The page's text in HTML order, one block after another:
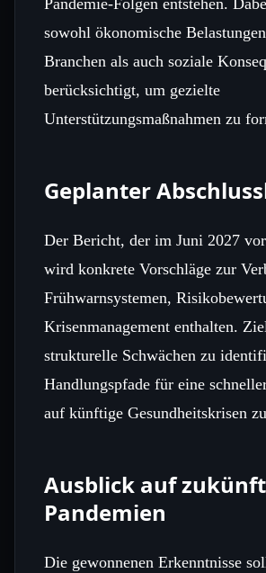
sowohl ökonomische
Branchen als auch soziale
berücksichtigt, um gezielte
Unterstützungsmaßnahmen zu
Geplanter
Der Bericht, der im Juni 2027
wird konkrete Vorschläge zur
Frühwarnsystemen,
Krisenmanagement enthalten.
strukturelle Schwächen zu
Handlungspfade für eine
auf künftige Gesundheitskrisen
Ausblick auf
Pandemien
Die gewonnenen Erkenntnisse